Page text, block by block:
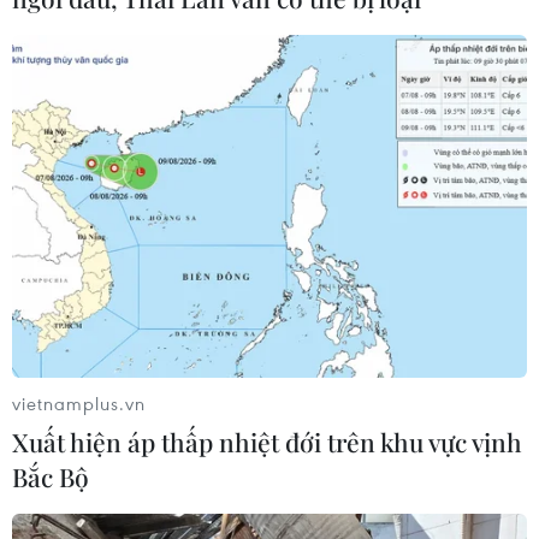
trưởng Quốc phòng Malaysia
05/08/2026 11:31
Tổng Bí thư, Chủ tịch nước Tô Lâm:
Quan hệ Việt Nam-Malaysia ngày
càng phát triển năng động
05/08/2026 10:56
Chủ tịch Quốc hội kiêm Chủ
tịch Hạ viện Thái Lan tham quan Nhà
Quốc hội
05/08/2026 09:37
vietnamplus.vn
Xuất hiện áp thấp nhiệt đới trên khu vực vịnh
Bắc Bộ